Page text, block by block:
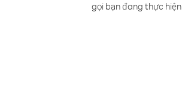
gọi bạn đang thực hiện